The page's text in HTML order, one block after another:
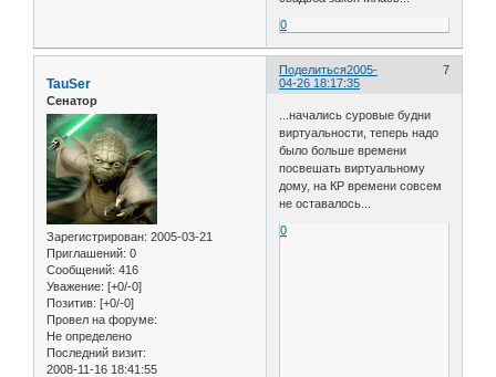
0
Поделиться 7
2005-
04-26 18:17:35
TauSer
Сенатор
Зарегистрирован: 2005-03-21
Приглашений: 0
Сообщений: 416
Уважение: [+0/-0]
Позитив: [+0/-0]
Провел на форуме:
Не определено
Последний визит:
2008-11-16 18:41:55
...начались суровые будни
виртуальности, теперь надо
было больше времени
посвешать виртуальному
дому, на КР времени совсем
не оставалось...
0